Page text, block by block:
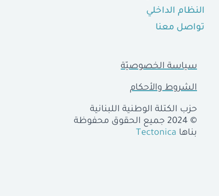
النظام الداخلي
تواصل معنا
سياسة الخصوصيّة
الشروط والأحكام
حزب الكتلة الوطنية اللبنانية
© 2024 جميع الحقوق محفوظة
بناها Tectonica